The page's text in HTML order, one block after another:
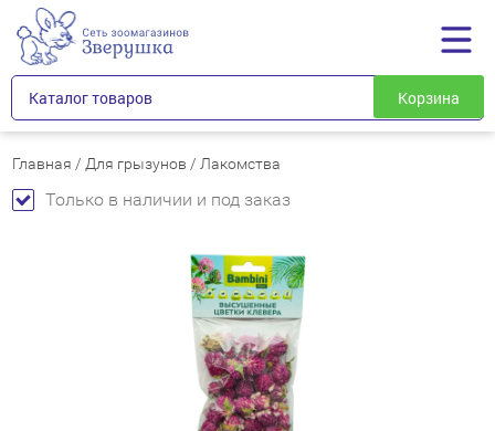
Каталог товаров Корзина
Главная / Для грызунов / Лакомства
Только в наличии и под заказ